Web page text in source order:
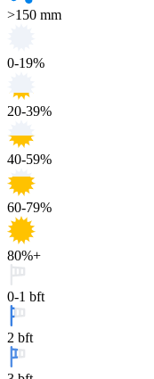
>150 mm
0-19%
20-39%
40-59%
60-79%
80%+
0-1 bft
2 bft